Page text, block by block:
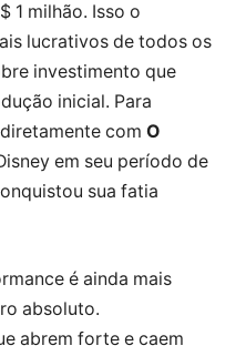
1 milhão. Isso o
lucrativos de todos os
investimento que
inicial. Para
com O
em seu período de
sua fatia
é ainda mais
absoluto.
abrem forte e caem